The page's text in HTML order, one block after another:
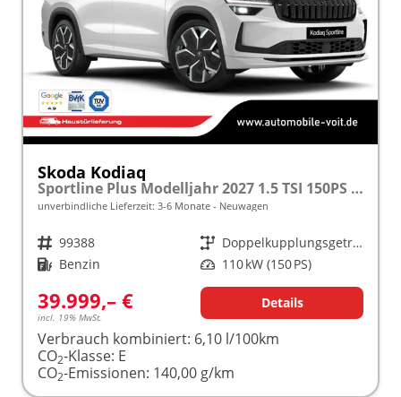
Skoda Kodiaq
Sportline Plus Modelljahr 2027 1.5 TSI 150PS DSG MATRIX/KAMERA/ACC/MEMORY/NAVI/SHZ/3Z.KLIMA/ELEKTR. HECKKLAPPE frei konfigurierbar!
unverbindliche Lieferzeit: 3-6 Monate Neuwagen
Fahrzeugnr. 99388 Getriebe
Doppelkupplungsgetriebe (DSG)
Kraftstoff Benzin Leistung 110 kW (150 PS)
39.999,– €
incl. 19% MwSt.
Details
Verbrauch kombiniert: 6,10 l/100km
CO2-Klasse: E
CO2-Emissionen: 140,00 g/km